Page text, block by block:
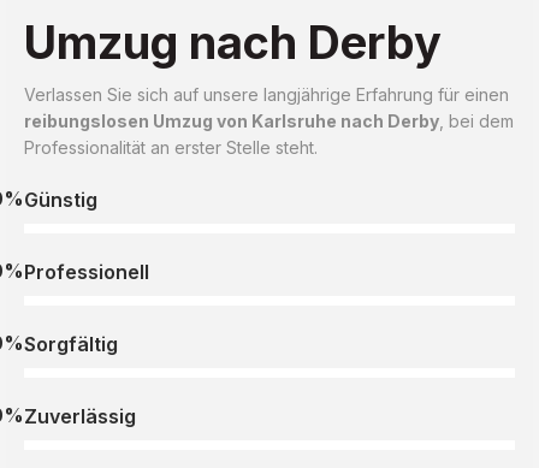
Umzug nach Derby
Verlassen Sie sich auf unsere langjährige Erfahrung für einen
reibungslosen Umzug von Karlsruhe nach Derby , bei dem
Professionalität an erster Stelle steht.
Günstig
Professionell
Sorgfältig
Zuverlässig